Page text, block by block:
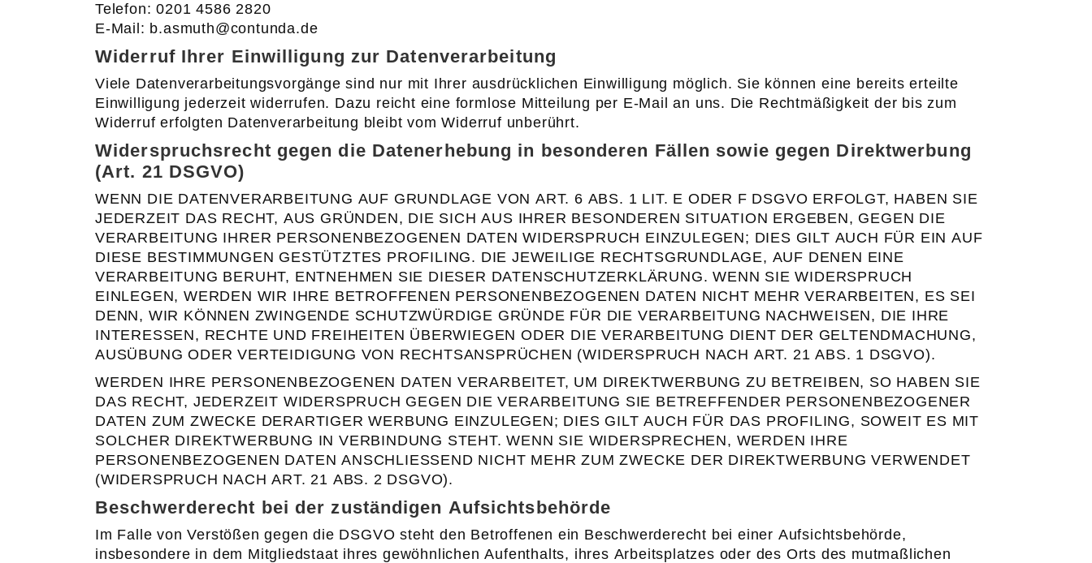
Telefon: 0201 4586 2820
E-Mail: b.asmuth@contunda.de
Widerruf Ihrer Einwilligung zur Datenverarbeitung
Viele Datenverarbeitungsvorgänge sind nur mit Ihrer ausdrücklichen Einwilligung möglich. Sie können eine bereits erteilte
Einwilligung jederzeit widerrufen. Dazu reicht eine formlose Mitteilung per E-Mail an uns. Die Rechtmäßigkeit der bis zum
Widerruf erfolgten Datenverarbeitung bleibt vom Widerruf unberührt.
Widerspruchsrecht gegen die Datenerhebung in besonderen Fällen sowie gegen Direktwerbung
(Art. 21 DSGVO)
WENN DIE DATENVERARBEITUNG AUF GRUNDLAGE VON ART. 6 ABS. 1 LIT. E ODER F DSGVO ERFOLGT, HABEN SIE
JEDERZEIT DAS RECHT, AUS GRÜNDEN, DIE SICH AUS IHRER BESONDEREN SITUATION ERGEBEN, GEGEN DIE
VERARBEITUNG IHRER PERSONENBEZOGENEN DATEN WIDERSPRUCH EINZULEGEN; DIES GILT AUCH FÜR EIN AUF
DIESE BESTIMMUNGEN GESTÜTZTES PROFILING. DIE JEWEILIGE RECHTSGRUNDLAGE, AUF DENEN EINE
VERARBEITUNG BERUHT, ENTNEHMEN SIE DIESER DATENSCHUTZERKLÄRUNG. WENN SIE WIDERSPRUCH
EINLEGEN, WERDEN WIR IHRE BETROFFENEN PERSONENBEZOGENEN DATEN NICHT MEHR VERARBEITEN, ES SEI
DENN, WIR KÖNNEN ZWINGENDE SCHUTZWÜRDIGE GRÜNDE FÜR DIE VERARBEITUNG NACHWEISEN, DIE IHRE
INTERESSEN, RECHTE UND FREIHEITEN ÜBERWIEGEN ODER DIE VERARBEITUNG DIENT DER GELTENDMACHUNG,
AUSÜBUNG ODER VERTEIDIGUNG VON RECHTSANSPRÜCHEN (WIDERSPRUCH NACH ART. 21 ABS. 1 DSGVO).
WERDEN IHRE PERSONENBEZOGENEN DATEN VERARBEITET, UM DIREKTWERBUNG ZU BETREIBEN, SO HABEN SIE
DAS RECHT, JEDERZEIT WIDERSPRUCH GEGEN DIE VERARBEITUNG SIE BETREFFENDER PERSONENBEZOGENER
DATEN ZUM ZWECKE DERARTIGER WERBUNG EINZULEGEN; DIES GILT AUCH FÜR DAS PROFILING, SOWEIT ES MIT
SOLCHER DIREKTWERBUNG IN VERBINDUNG STEHT. WENN SIE WIDERSPRECHEN, WERDEN IHRE
PERSONENBEZOGENEN DATEN ANSCHLIESSEND NICHT MEHR ZUM ZWECKE DER DIREKTWERBUNG VERWENDET
(WIDERSPRUCH NACH ART. 21 ABS. 2 DSGVO).
Beschwerderecht bei der zuständigen Aufsichtsbehörde
Im Falle von Verstößen gegen die DSGVO steht den Betroffenen ein Beschwerderecht bei einer Aufsichtsbehörde,
insbesondere in dem Mitgliedstaat ihres gewöhnlichen Aufenthalts, ihres Arbeitsplatzes oder des Orts des mutmaßlichen